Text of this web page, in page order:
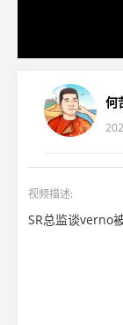
何
视频描述:
SR总监谈verno